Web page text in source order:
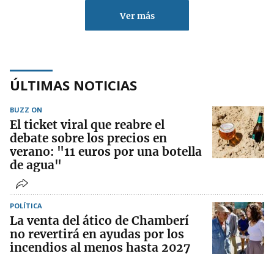
Ver más
ÚLTIMAS NOTICIAS
BUZZ ON
El ticket viral que reabre el
debate sobre los precios en
verano: "11 euros por una botella
de agua"
POLÍTICA
La venta del ático de Chamberí
no revertirá en ayudas por los
incendios al menos hasta 2027